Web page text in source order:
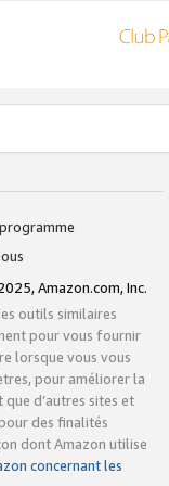
Amazon.com, Inc.
outils similaires
pour vous fournir
lorsque vous vous
pour améliorer la
d’autres sites et
des finalités
dont Amazon utilise
concernant les